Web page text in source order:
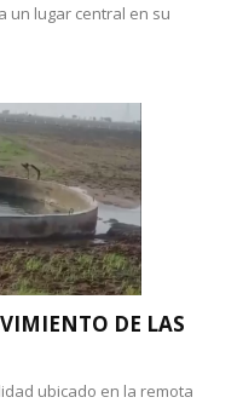
un lugar central en su
DE LAS
ubicado en la remota